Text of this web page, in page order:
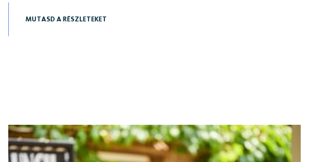
MUTASD A RÉSZLETEKET